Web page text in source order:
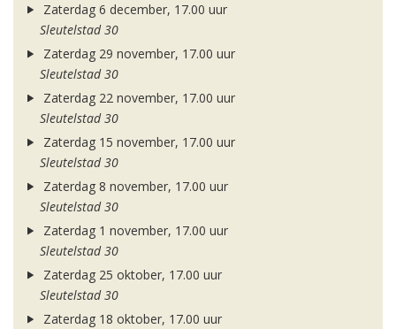
Zaterdag 6 december, 17.00 uur
Sleutelstad 30
Zaterdag 29 november, 17.00 uur
Sleutelstad 30
Zaterdag 22 november, 17.00 uur
Sleutelstad 30
Zaterdag 15 november, 17.00 uur
Sleutelstad 30
Zaterdag 8 november, 17.00 uur
Sleutelstad 30
Zaterdag 1 november, 17.00 uur
Sleutelstad 30
Zaterdag 25 oktober, 17.00 uur
Sleutelstad 30
Zaterdag 18 oktober, 17.00 uur